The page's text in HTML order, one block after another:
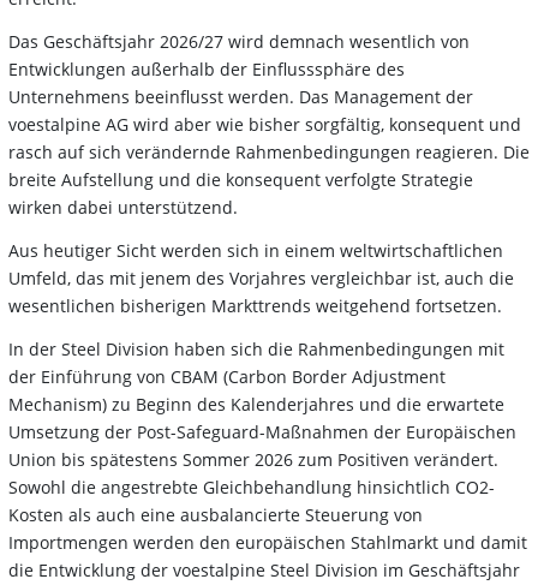
Das Geschäftsjahr 2026/27 wird demnach wesentlich von
Entwicklungen außerhalb der Einflusssphäre des
Unternehmens beeinflusst werden. Das Management der
voestalpine AG wird aber wie bisher sorgfältig, konsequent und
rasch auf sich verändernde Rahmenbedingungen reagieren. Die
breite Aufstellung und die konsequent verfolgte Strategie
wirken dabei unterstützend.
Aus heutiger Sicht werden sich in einem weltwirtschaftlichen
Umfeld, das mit jenem des Vorjahres vergleichbar ist, auch die
wesentlichen bisherigen Markttrends weitgehend fortsetzen.
In der Steel Division haben sich die Rahmenbedingungen mit
der Einführung von CBAM (Carbon Border Adjustment
Mechanism) zu Beginn des Kalenderjahres und die erwartete
Umsetzung der Post-Safeguard-Maßnahmen der Europäischen
Union bis spätestens Sommer 2026 zum Positiven verändert.
Sowohl die angestrebte Gleichbehandlung hinsichtlich CO2-
Kosten als auch eine ausbalancierte Steuerung von
Importmengen werden den europäischen Stahlmarkt und damit
die Entwicklung der voestalpine Steel Division im Geschäftsjahr